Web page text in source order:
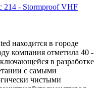
214 - Stormproof VHF
находится в городе
компания отметила 40 -
в разработке
с самыми
чистыми